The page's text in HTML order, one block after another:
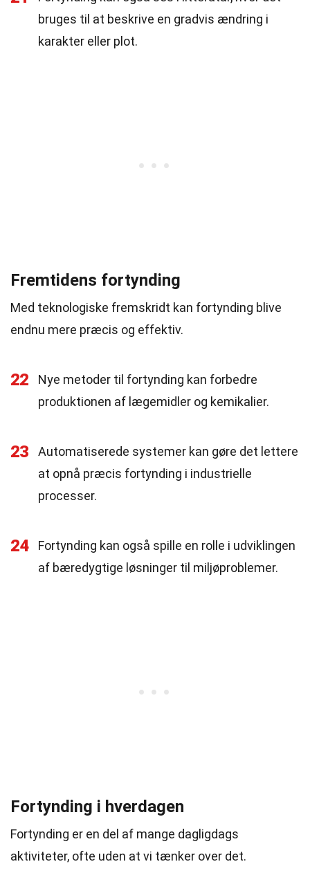
bruges til at beskrive en gradvis ændring i
karakter eller plot.
Fremtidens fortynding
Med teknologiske fremskridt kan fortynding blive
endnu mere præcis og effektiv.
22
Nye metoder til fortynding kan forbedre
produktionen af lægemidler og kemikalier.
23
Automatiserede systemer kan gøre det lettere
at opnå præcis fortynding i industrielle
processer.
24
Fortynding kan også spille en rolle i udviklingen
af bæredygtige løsninger til miljøproblemer.
Fortynding i hverdagen
Fortynding er en del af mange dagligdags
aktiviteter, ofte uden at vi tænker over det.